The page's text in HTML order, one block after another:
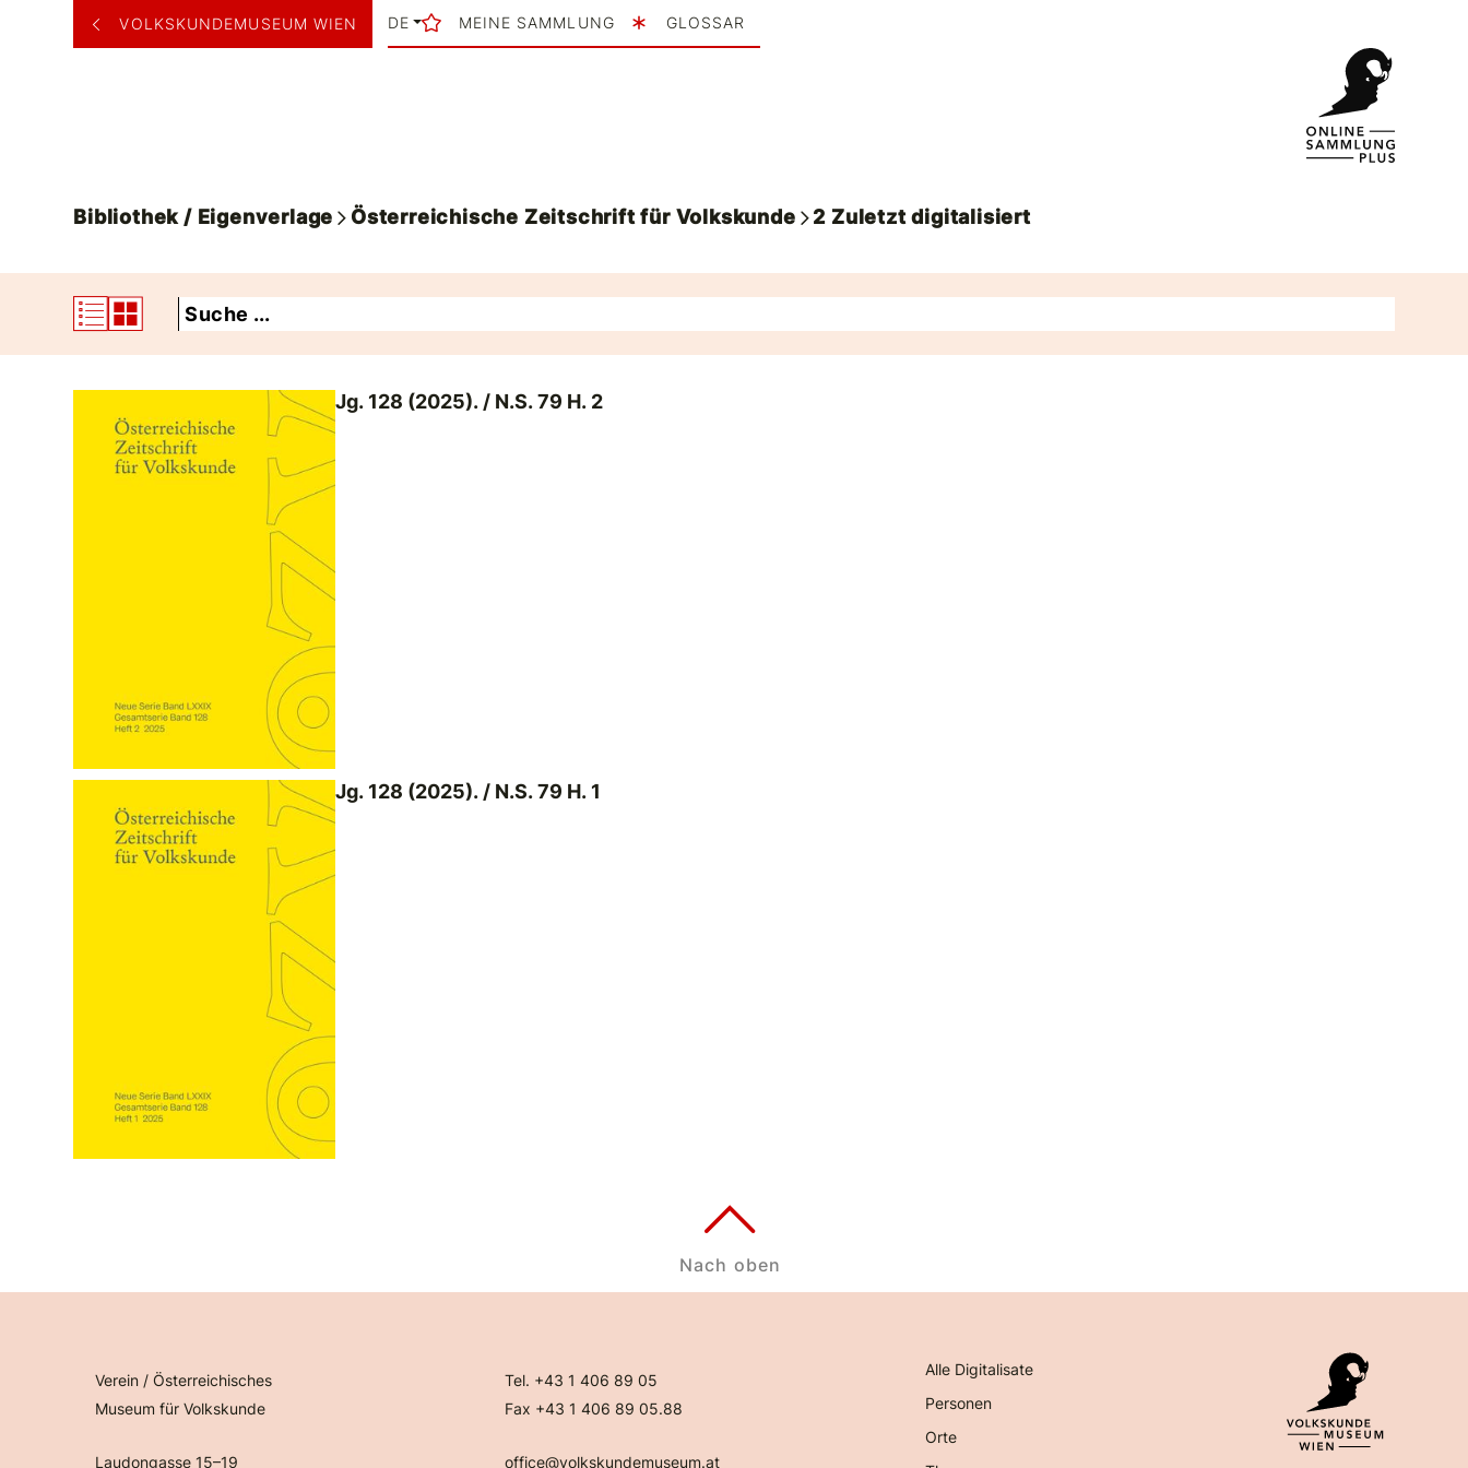
VOLKSKUNDEMUSEUM WIEN DE MEINE SAMMLUNG GLOSSAR
Bibliothek / Eigenverlage Österreichische Zeitschrift für Volkskunde 2 Zuletzt digitalisiert
Jg. 128 (2025). / N.S. 79 H. 2
Jg. 128 (2025). / N.S. 79 H. 1
Verein / Österreichisches
Museum für Volkskunde
Laudongasse 15–19
Tel. +43 1 406 89 05
Fax +43 1 406 89 05.88
office@volkskundemuseum.at
Alle Digitalisate
Personen
Orte
Nach oben